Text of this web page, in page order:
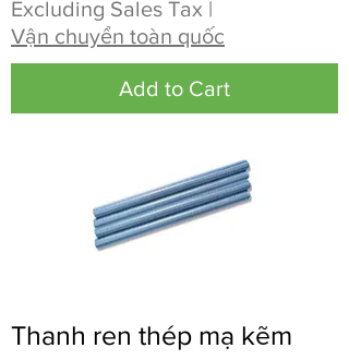
Excluding Sales Tax |
Vận chuyển toàn quốc
Add to Cart
Thanh ren thép mạ kẽm